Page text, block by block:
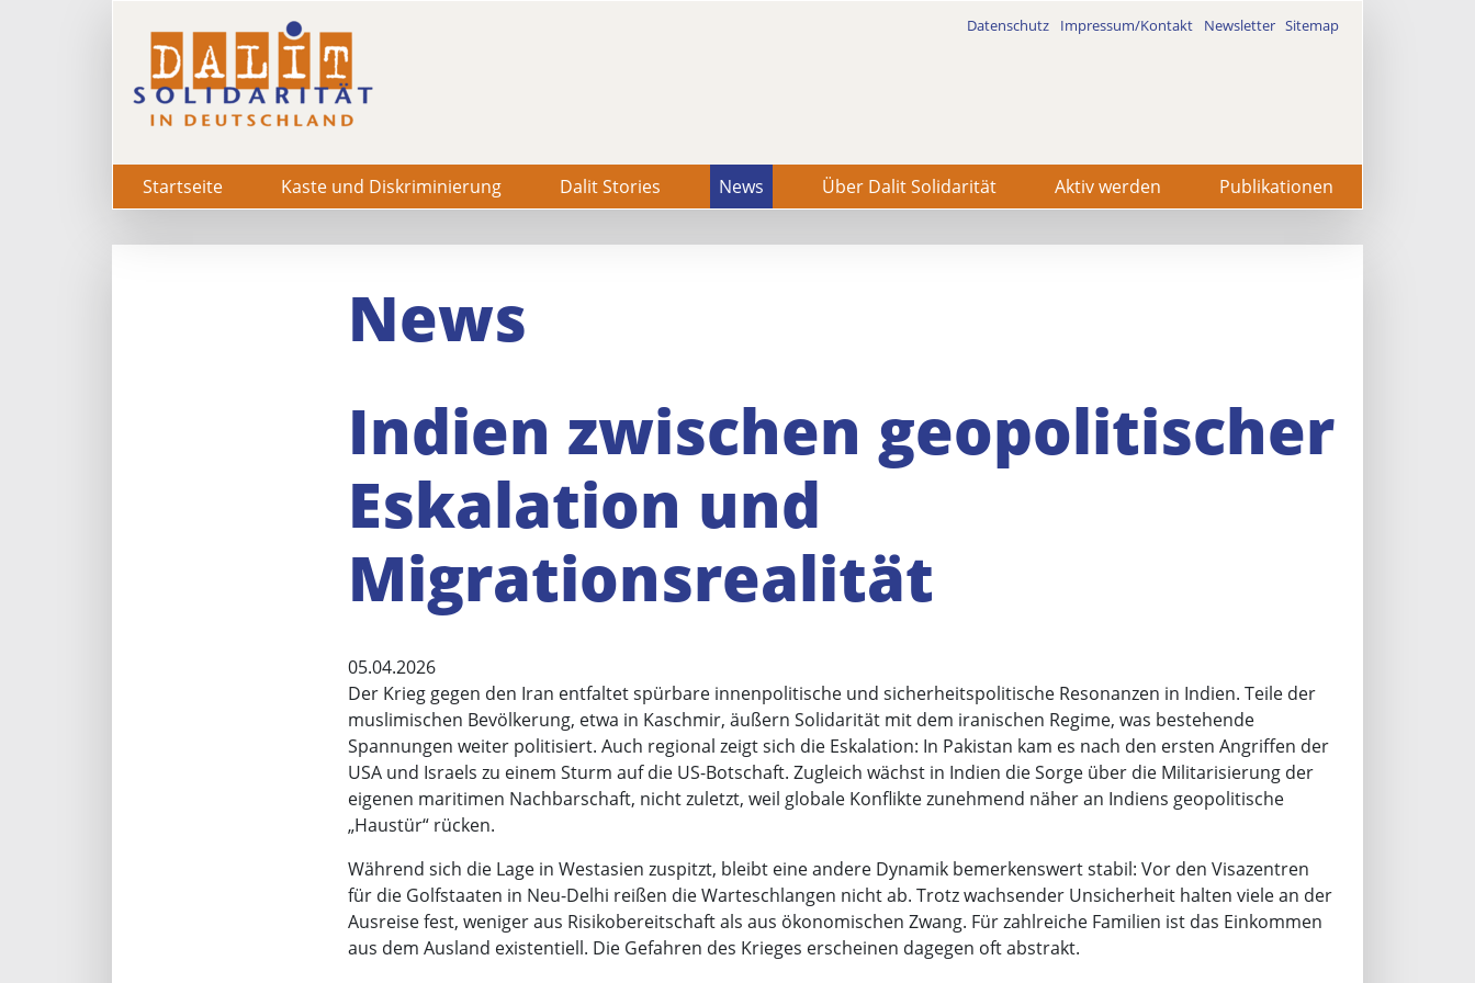
Datenschutz Impressum/Kontakt Newsletter Sitemap
Startseite Kaste und Diskriminierung Dalit Stories News Über Dalit Solidarität Aktiv werden Publikationen
News
Indien zwischen geopolitischer
Eskalation und
Migrationsrealität
05.04.2026
Der Krieg gegen den Iran entfaltet spürbare innenpolitische und sicherheitspolitische Resonanzen in Indien. Teile der
muslimischen Bevölkerung, etwa in Kaschmir, äußern Solidarität mit dem iranischen Regime, was bestehende
Spannungen weiter politisiert. Auch regional zeigt sich die Eskalation: In Pakistan kam es nach den ersten Angriffen der
USA und Israels zu einem Sturm auf die US-Botschaft. Zugleich wächst in Indien die Sorge über die Militarisierung der
eigenen maritimen Nachbarschaft, nicht zuletzt, weil globale Konflikte zunehmend näher an Indiens geopolitische
„Haustür“ rücken.
Während sich die Lage in Westasien zuspitzt, bleibt eine andere Dynamik bemerkenswert stabil: Vor den Visazentren
für die Golfstaaten in Neu-Delhi reißen die Warteschlangen nicht ab. Trotz wachsender Unsicherheit halten viele an der
Ausreise fest, weniger aus Risikobereitschaft als aus ökonomischen Zwang. Für zahlreiche Familien ist das Einkommen
aus dem Ausland existentiell. Die Gefahren des Krieges erscheinen dagegen oft abstrakt.